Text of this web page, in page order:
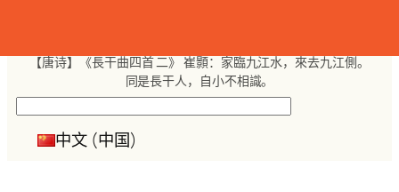
内
【唐诗】《長干曲四首 二》 崔顥：家臨九江水，來去九江側。
同是長干人，自小不相識。
中文 (中国)